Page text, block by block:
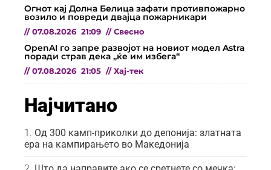
Огнот кај Долна Белица зафати противпожарно
возило и повреди двајца пожарникари
// 07.08.2026 21:09 // Свесно
OpenAI го запре развојот на новиот модел Astra
поради страв дека „ќе им избега“
// 07.08.2026 21:05 // Хај-тек
Најчитано
Од 300 камп-приколки до депонија: златната
ера на кампирањето во Македонија